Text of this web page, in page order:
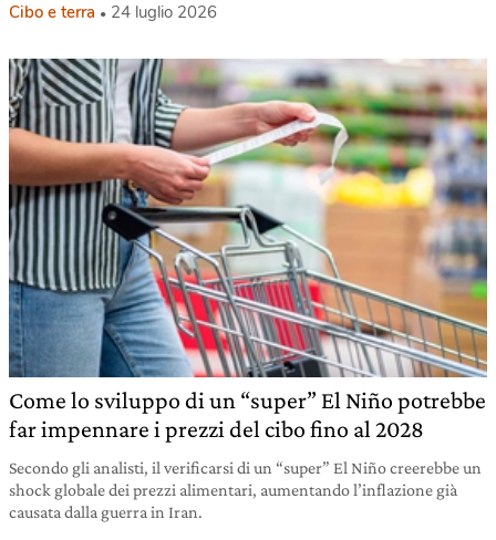
Cibo e terra 24 luglio 2026
Come lo sviluppo di un “super” El Niño potrebbe
far impennare i prezzi del cibo fino al 2028
Secondo gli analisti, il verificarsi di un “super” El Niño creerebbe un
shock globale dei prezzi alimentari, aumentando l’inflazione già
causata dalla guerra in Iran.